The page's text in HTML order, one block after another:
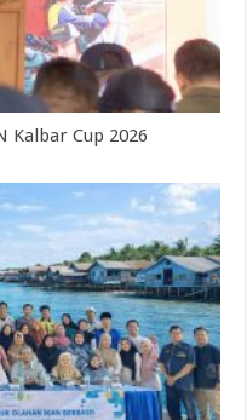
Kalbar Cup 2026